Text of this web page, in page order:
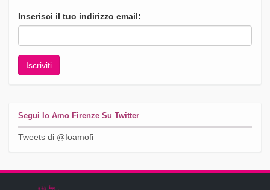
Inserisci il tuo indirizzo email:
Segui Io Amo Firenze Su Twitter
Tweets di @Ioamofi